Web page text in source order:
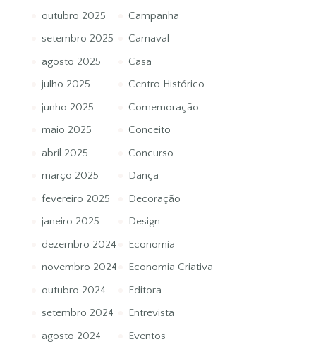
outubro 2025
setembro 2025
agosto 2025
julho 2025
junho 2025
maio 2025
abril 2025
março 2025
fevereiro 2025
janeiro 2025
dezembro 2024
novembro 2024
outubro 2024
setembro 2024
agosto 2024
Campanha
Carnaval
Casa
Centro Histórico
Comemoração
Conceito
Concurso
Dança
Decoração
Design
Economia
Economia Criativa
Editora
Entrevista
Eventos